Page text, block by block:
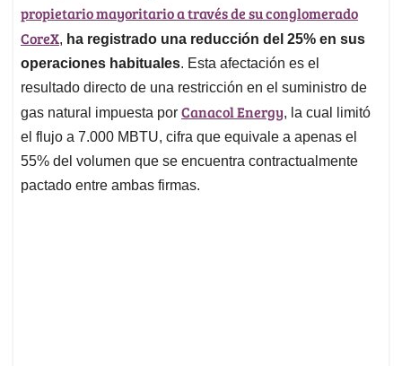
p
p
o
k
I
n
s
propietario mayoritario a través de su conglomerado
CoreX, ha registrado una reducción del 25% en sus
operaciones habituales. Esta afectación es el
resultado directo de una restricción en el suministro de
gas natural impuesta por Canacol Energy, la cual limitó
el flujo a 7.000 MBTU, cifra que equivale a apenas el
55% del volumen que se encuentra contractualmente
pactado entre ambas firmas.